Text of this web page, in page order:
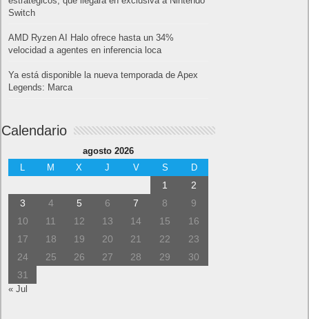
Switch
AMD Ryzen AI Halo ofrece hasta un 34%
velocidad a agentes en inferencia loca
Ya está disponible la nueva temporada de Apex
Legends: Marca
Calendario
agosto 2026
M X J V S D
1
2
3
4 5 6 7 8
9
10
11 12 13 14 15
16
17
18 19 20 21 22
23
24
25 26 27 28 29
30
31
« Jul